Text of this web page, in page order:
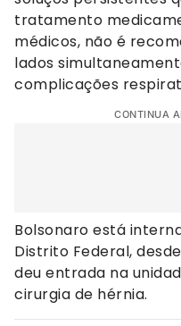
tratamento
médicos, não é
lados
complicações
CONTINUA
Bolsonaro está
Distrito Federal,
deu entrada na
cirurgia de hérnia.